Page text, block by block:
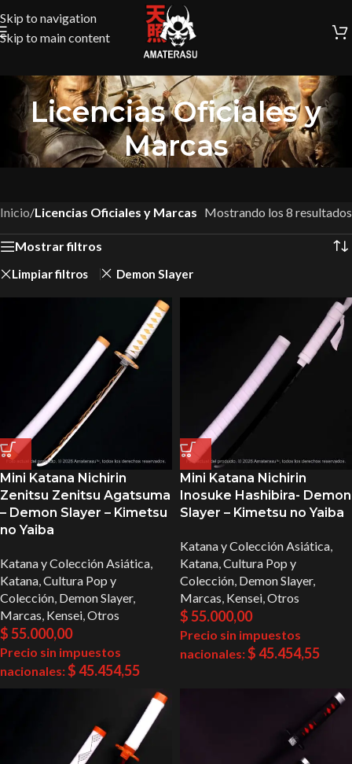
Skip to navigation
Skip to main content
Licencias Oficiales y
Marcas
Inicio/Licencias Oficiales y Marcas Mostrando los 8 resultados
Mostrar filtros
Limpiar filtros Demon Slayer
Mini Katana Nichirin
Zenitsu Zenitsu Agatsuma
– Demon Slayer – Kimetsu
no Yaiba
Katana y Colección Asiática,
Katana,Cultura Pop y
Colección, Demon Slayer,
Marcas, Kensei,Otros
$55.000,00
Precio sin impuestos
nacionales:$45.454,55
Mini Katana Nichirin
Inosuke Hashibira- Demon
Slayer – Kimetsu no Yaiba
Katana y Colección Asiática,
Katana,Cultura Pop y
Colección, Demon Slayer,
Marcas, Kensei,Otros
$55.000,00
Precio sin impuestos
nacionales:$45.454,55